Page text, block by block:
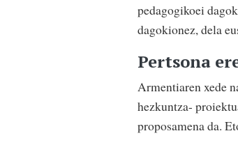
pedagogikoei
dagokionez, dela
Pertsona
Armentiaren xede
hezkuntza-
proposamena da.